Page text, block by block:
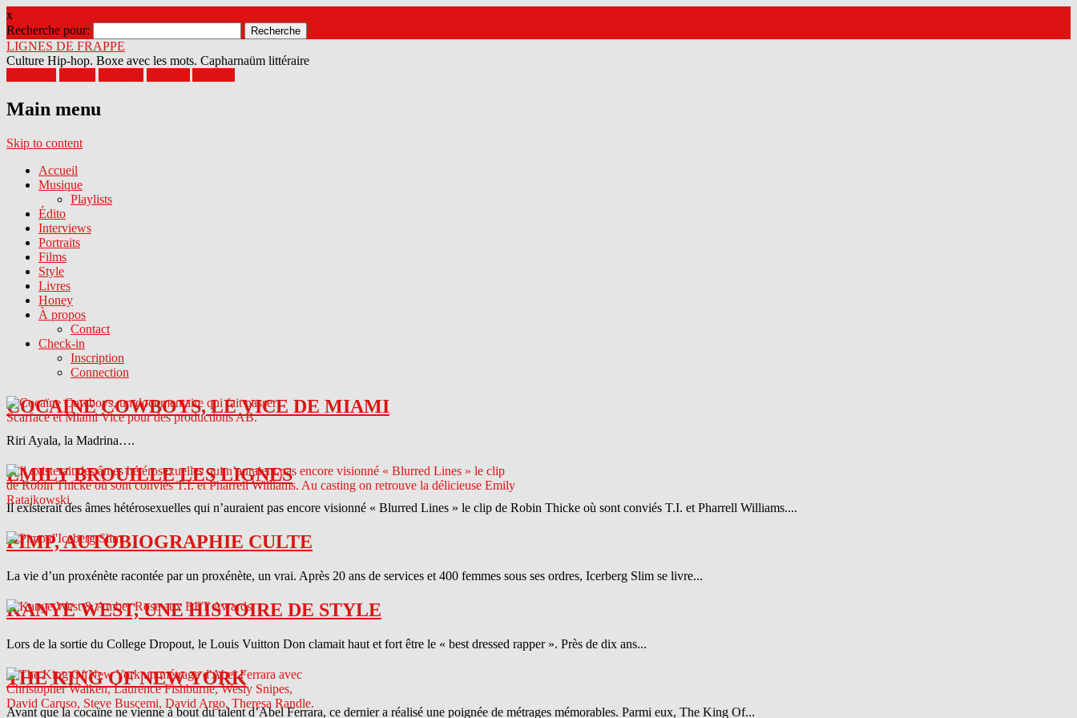
x
Recherche pour:
LIGNES DE FRAPPE
Culture Hip-hop. Boxe avec les mots. Capharnaüm littéraire
Main menu
Skip to content
Accueil
Musique
Playlists
Édito
Interviews
Portraits
Films
Style
Livres
Honey
À propos
Contact
Check-in
Inscription
Connection
COCAINE COWBOYS, LE VICE DE MIAMI
Riri Ayala, la Madrina….
EMILY BROUILLE LES LIGNES
Il existerait des âmes hétérosexuelles qui n’auraient pas encore visionné « Blurred Lines » le clip de Robin Thicke où sont conviés T.I. et Pharrell Williams....
PIMP, AUTOBIOGRAPHIE CULTE
La vie d’un proxénète racontée par un proxénète, un vrai. Après 20 ans de services et 400 femmes sous ses ordres, Icerberg Slim se livre...
KANYE WEST, UNE HISTOIRE DE STYLE
Lors de la sortie du College Dropout, le Louis Vuitton Don clamait haut et fort être le « best dressed rapper ». Près de dix ans...
THE KING OF NEW YORK
Avant que la cocaïne ne vienne à bout du talent d’Abel Ferrara, ce dernier a réalisé une poignée de métrages mémorables. Parmi eux, The King Of...